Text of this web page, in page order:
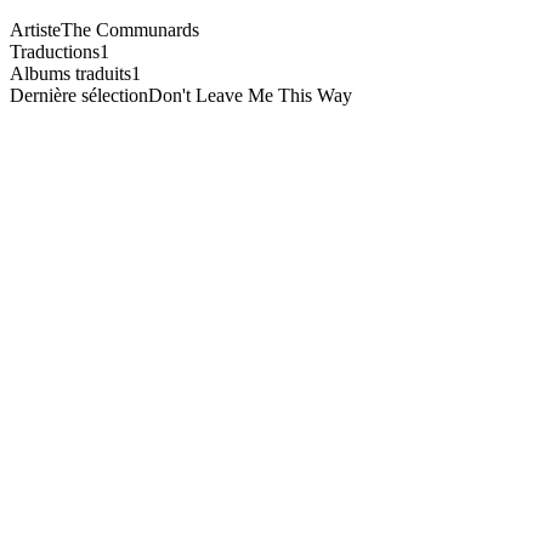
ArtisteThe Communards
Traductions1
Albums traduits1
Dernière sélectionDon't Leave Me This Way